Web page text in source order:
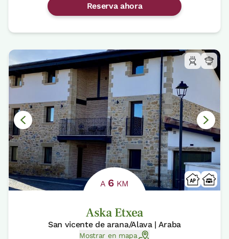
Reserva ahora
A 6 KM
Aska Etxea
San vicente de arana/Alava | Araba
Mostrar en mapa